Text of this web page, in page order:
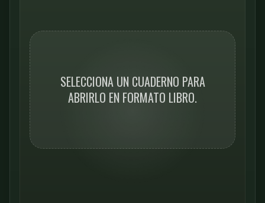
SELECCIONA UN CUADERNO PARA
ABRIRLO EN FORMATO LIBRO.